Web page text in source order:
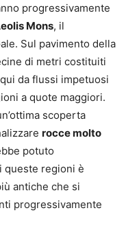
progressivamente
Mons, il
Sul pavimento della
di metri costituiti
da flussi impetuosi
a quote maggiori.
scoperta
rocce molto
potuto
queste regioni è
antiche che si
progressivamente